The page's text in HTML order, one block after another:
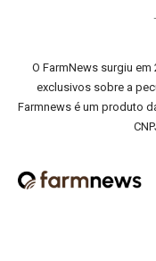
O FarmNews surgiu
exclusivos sobre a
Farmnews é um produto